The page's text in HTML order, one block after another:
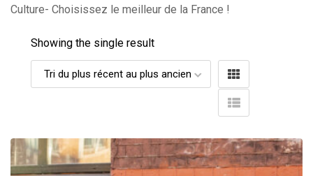
Culture- Choisissez le meilleur de la France !
Showing the single result